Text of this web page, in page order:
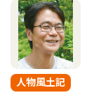
人物風土記